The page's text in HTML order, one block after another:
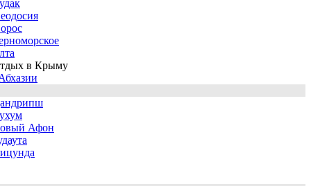
в Крыму
Афон